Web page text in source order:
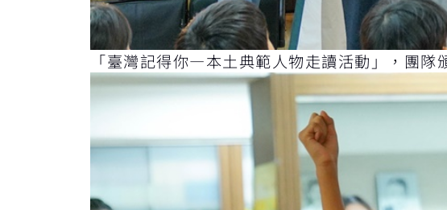
「臺灣記得你—本土典範人物走讀活動」，團